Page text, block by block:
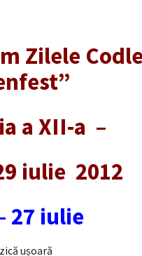
Zilele
a XII-a –
iulie 2012
27 iulie
ușoară